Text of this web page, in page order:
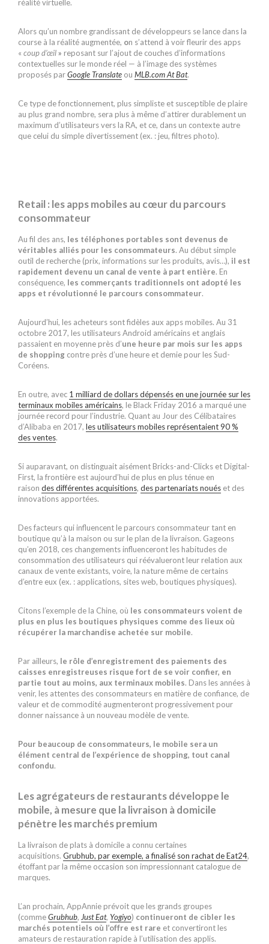
réalité virtuelle.
Alors qu’un nombre grandissant de développeurs se lance dans la
course à la réalité augmentée, on s’attend à voir fleurir des apps
« coup d’œil» reposant sur l’ajout de couches d’informations
contextuelles sur le monde réel — à l’image des systèmes
proposés parGoogle Translate ou MLB.com At Bat.
Ce type de fonctionnement, plus simpliste et susceptible de plaire
au plus grand nombre, sera plus à même d’attirer durablement un
maximum d’utilisateurs vers la RA, et ce, dans un contexte autre
que celui du simple divertissement (ex. : jeu, filtres photo).
Retail : les apps mobiles au cœur du parcours
consommateur
Au fil des ans, les téléphones portables sont devenus de
véritables alliés pour les consommateurs. Au début simple
outil de recherche (prix, informations sur les produits, avis…), il est
rapidement devenu un canal de vente à part entière. En
conséquence, les commerçants traditionnels ont adopté les
apps et révolutionné le parcours consommateur.
Aujourd’hui, les acheteurs sont fidèles aux apps mobiles. Au 31
octobre 2017, les utilisateurs Android américains et anglais
passaient en moyenne près d’une heure par mois sur les apps
de shopping contre près d’une heure et demie pour les Sud-
Coréens.
En outre, avec 1 milliard de dollars dépensés en une journée sur les
terminaux mobiles américains, le Black Friday 2016 a marqué une
journée record pour l’industrie. Quant au Jour des Célibataires
d’Alibaba en 2017, les utilisateurs mobiles représentaient 90 %
des ventes.
Si auparavant, on distinguait aisément Bricks-and-Clicks et Digital-
First, la frontière est aujourd’hui de plus en plus ténue en
raison des différentes acquisitions, des partenariats noués et des
innovations apportées.
Des facteurs qui influencent le parcours consommateur tant en
boutique qu’à la maison ou sur le plan de la livraison. Gageons
qu’en 2018, ces changements influenceront les habitudes de
consommation des utilisateurs qui réévalueront leur relation aux
canaux de vente existants, voire, la nature même de certains
d’entre eux (ex. : applications, sites web, boutiques physiques).
Citons l’exemple de la Chine, où les consommateurs voient de
plus en plus les boutiques physiques comme des lieux où
récupérer la marchandise achetée sur mobile.
Par ailleurs, le rôle d’enregistrement des paiements des
caisses enregistreuses risque fort de se voir confier, en
partie tout au moins, aux terminaux mobiles. Dans les années à
venir, les attentes des consommateurs en matière de confiance, de
valeur et de commodité augmenteront progressivement pour
donner naissance à un nouveau modèle de vente.
Pour beaucoup de consommateurs, le mobile sera un
élément central de l’expérience de shopping, tout canal
confondu.
Les agrégateurs de restaurants développe le
mobile, à mesure que la livraison à domicile
pénètre les marchés premium
La livraison de plats à domicile a connu certaines
acquisitions. Grubhub, par exemple, a finalisé son rachat de Eat24,
étoffant par la même occasion son impressionnant catalogue de
marques.
L’an prochain, AppAnnie prévoit que les grands groupes
(commeGrubhub, Just Eat, Yogiyo) continueront de cibler les
marchés potentiels où l’offre est rare et convertiront les
amateurs de restauration rapide à l’utilisation des applis.